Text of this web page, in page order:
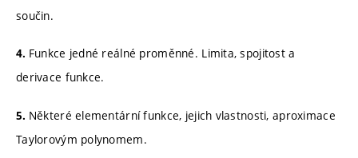
součin.
4. Funkce jedné reálné proměnné. Limita, spojitost a
derivace funkce.
5. Některé elementární funkce, jejich vlastnosti, aproximace
Taylorovým polynomem.